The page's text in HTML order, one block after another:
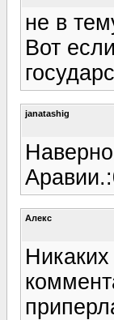
не в
Вот
janatashig
Алекс